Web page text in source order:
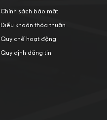
Chính sách bảo mật
Điều khoản thỏa thuận
Quy chế hoạt động
Quy định đăng tin